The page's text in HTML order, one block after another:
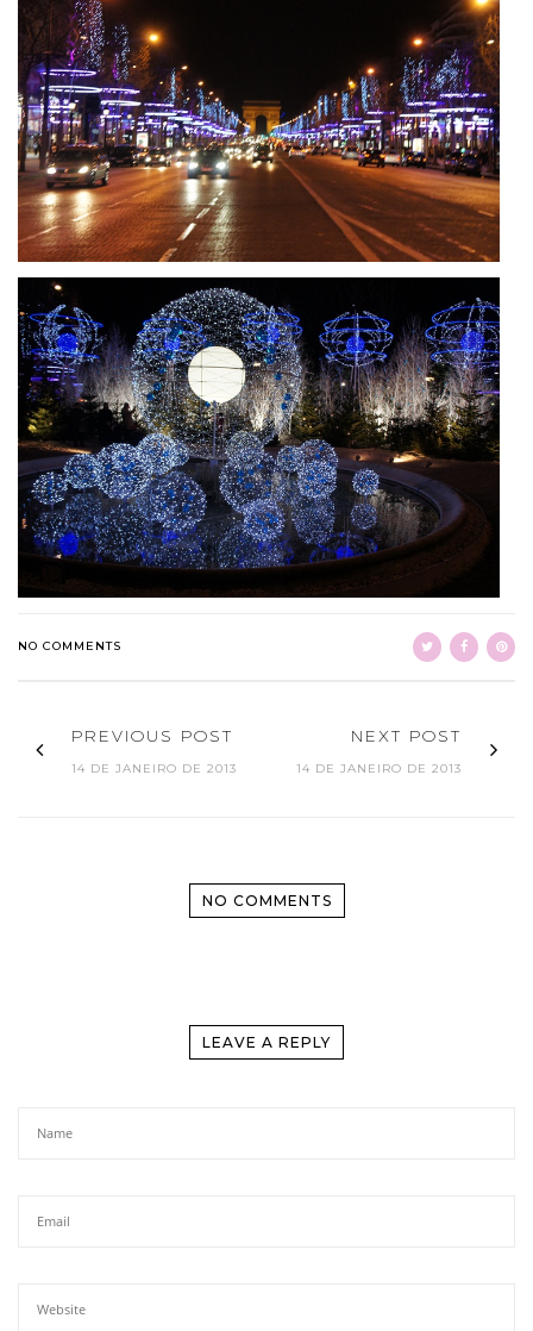
NO COMMENTS
PREVIOUS POST
14 DE JANEIRO DE 2013
NEXT POST
14 DE JANEIRO DE 2013
NO COMMENTS
LEAVE A REPLY